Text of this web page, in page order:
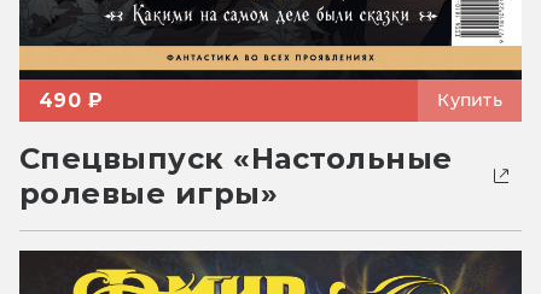
490 ₽ Купить
Спецвыпуск «Настольные
ролевые игры»